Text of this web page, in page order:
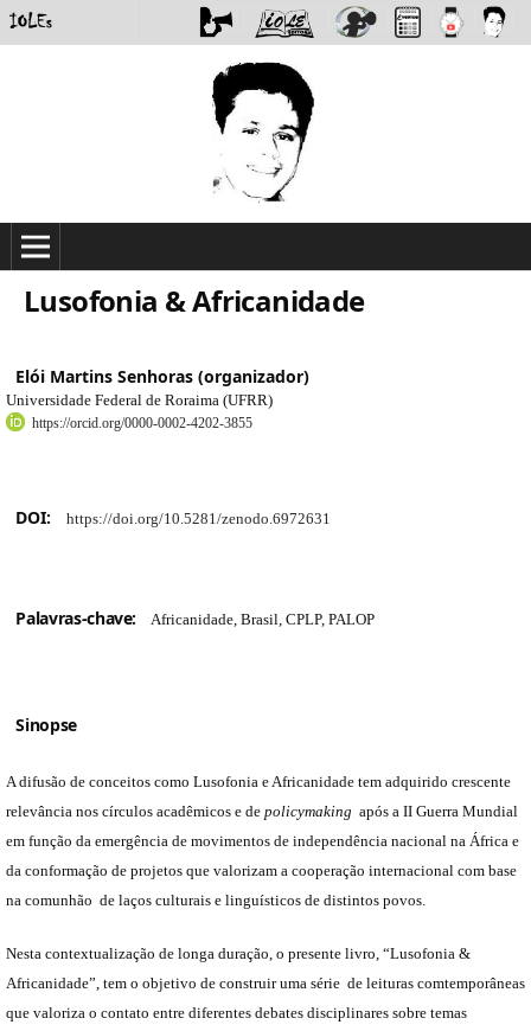
Lusofonia & Africanidade
Elói Martins Senhoras (organizador)
Universidade Federal de Roraima (UFRR)
https://orcid.org/0000-0002-4202-3855
DOI: https://doi.org/10.5281/zenodo.6972631
Palavras-chave: Africanidade, Brasil, CPLP, PALOP
Sinopse
A difusão de conceitos como Lusofonia e Africanidade tem adquirido crescente
relevância nos círculos acadêmicos e de policymaking após a II Guerra Mundial
em função da emergência de movimentos de independência nacional na África e
da conformação de projetos que valorizam a cooperação internacional com base
na comunhão de laços culturais e linguísticos de distintos povos.
Nesta contextualização de longa duração, o presente livro, “Lusofonia &
Africanidade”, tem o objetivo de construir uma série de leituras comtemporâneas
que valoriza o contato entre diferentes debates disciplinares sobre temas